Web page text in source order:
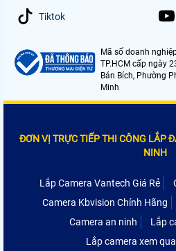
Tiktok
Mã số doanh
TP.HCM cấp ngày
Bán Bích, Phường
Minh
ĐƠN VỊ TRỰC TIẾP THI CÔNG LẮP
NINH
Lắp Camera Vantech Giá Rẻ
Camera Kbvision Chính Hãng
Camera an ninh
Lắp
Lắp camera xem